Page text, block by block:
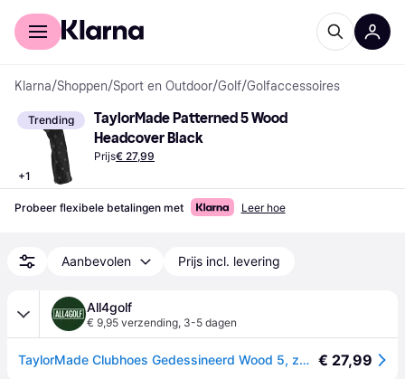
Voor shoppers
Klarna/Shoppen/Sport en Outdoor/Golf/Golfaccessoires
Trending
+1
TaylorMade Patterned 5 Wood
Headcover Black
Prijs€ 27,99
Probeer flexibele betalingen met Leer hoe
Aanbevolen Prijs incl. levering
All4golf
€ 9,95 verzending, 3-5 dagen
TaylorMade Clubhoes Gedessineerd Wood 5, zwart € 27,99